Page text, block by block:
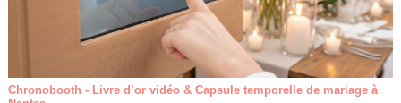
Chronobooth - Livre d’or vidéo & Capsule temporelle de mariage à